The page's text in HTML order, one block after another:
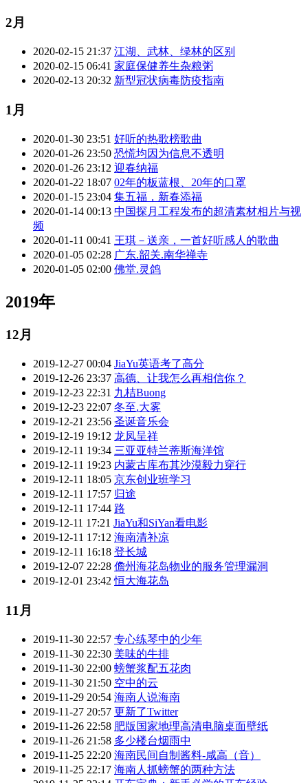
2月
2020-02-15 21:37 江湖、武林、绿林的区别
2020-02-15 06:41 家庭保健养生杂粮粥
2020-02-13 20:32 新型冠状病毒防疫指南
1月
2020-01-30 23:51 好听的热歌榜歌曲
2020-01-26 23:50 恐慌均因为信息不透明
2020-01-26 23:12 迎春纳福
2020-01-22 18:07 02年的板蓝根、20年的口罩
2020-01-15 23:04 集五福，新春添福
2020-01-14 00:13 中国探月工程发布的超清素材相片与视
频
2020-01-11 00:41 王琪－送亲，一首好听感人的歌曲
2020-01-05 02:28 广东.韶关.南华禅寺
2020-01-05 02:00 佛堂.灵鸽
2019年
12月
2019-12-27 00:04 JiaYu英语考了高分
2019-12-26 23:37 高德、让我怎么再相信你？
2019-12-23 22:31 九桔Buong
2019-12-23 22:07 冬至.大雾
2019-12-21 23:56 圣诞音乐会
2019-12-19 19:12 龙凤呈祥
2019-12-11 19:34 三亚亚特兰蒂斯海洋馆
2019-12-11 19:23 内蒙古库布其沙漠毅力穿行
2019-12-11 18:05 京东创业班学习
2019-12-11 17:57 归途
2019-12-11 17:44 路
2019-12-11 17:21 JiaYu和SiYan看电影
2019-12-11 17:12 海南清补凉
2019-12-11 16:18 登长城
2019-12-07 22:28 儋州海花岛物业的服务管理漏洞
2019-12-01 23:42 恒大海花岛
11月
2019-11-30 22:57 专心练琴中的少年
2019-11-30 22:30 美味的牛排
2019-11-30 22:00 螃蟹浆配五花肉
2019-11-30 21:50 空中的云
2019-11-29 20:54 海南人说海南
2019-11-27 20:57 更新了Twitter
2019-11-26 22:58 肥版国家地理高清电脑桌面壁纸
2019-11-26 21:58 多少楼台烟雨中
2019-11-25 22:20 海南民间自制酱料-咸高（音）
2019-11-25 22:17 海南人抓螃蟹的两种方法